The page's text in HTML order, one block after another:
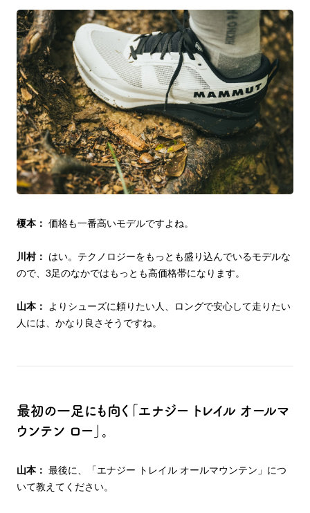
榎本： 価格も一番高いモデルですよね。
川村：
はい。テクノロジーをもっとも盛り込んでいるモデルな
ので、3足のなかではもっとも高価格帯になります。
山本：
よりシューズに頼りたい人、ロングで安心して走りたい
人には、かなり良さそうですね。
最初の一足にも向く「エナジー トレイル オールマ
ウンテン ロー」。
山本： 最後に、「エナジー トレイル オールマウンテン」につ
いて教えてください。